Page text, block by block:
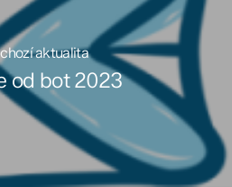
aktualita
od bot 2023